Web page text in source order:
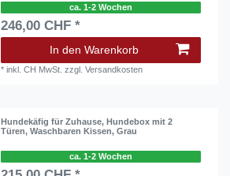
ca. 1-2 Wochen
246,00 CHF *
In den Warenkorb
*inkl. CH MwSt. zzgl.Versandkosten
Hundekäfig für Zuhause, Hundebox mit 2
Türen, Waschbaren Kissen, Grau
ca. 1-2 Wochen